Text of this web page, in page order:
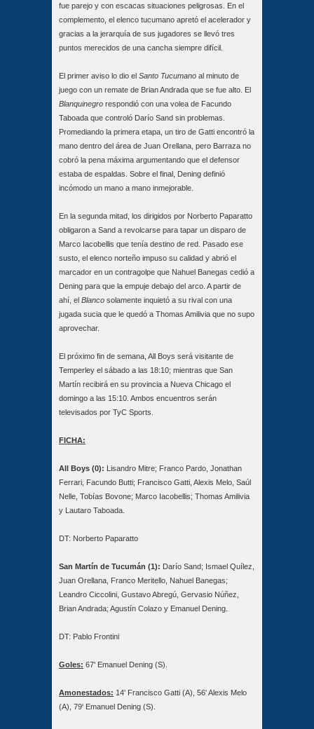
fue parejo y con escacas situaciones peligrosas. En el
complemento, el elenco tucumano apretó el acelerador y
gracias a la jerarquía de sus jugadores se llevó tres
puntos merecidos de una cancha siempre difícil.
El primer aviso lo dio el Santo Tucumano al minuto de
juego con un remate de Brian Andrada que se fue alto. El
Blanquinegro respondió con una volea de Facundo
Taboada que controló Darío Sand sin problemas.
Promediando la primera etapa, un tiro de Gatti encontró la
mano dentro del área de Juan Orellana, pero Barraza no
cobró la pena máxima argumentando que el defensor
estaba de espaldas. Sobre el final, Dening definió
incómodo un mano a mano inmejorable.
En la segunda mitad, los dirigidos por Norberto Paparatto
obligaron a Sand a revolcarse para tapar un disparo de
Marco Iacobellis que tenía destino de red. Pasado ese
susto, el elenco norteño impuso su calidad y abrió el
marcador en un contragolpe que Nahuel Banegas cedió a
Dening para que la empuje debajo del arco. A partir de
ahí, el Blanco solamente inquietó a su rival con una
jugada sucia que le quedó a Thomas Amilivia que no supo
aprovechar.
El próximo fin de semana, All Boys será visitante de
Temperley el sábado a las 18:10; mientras que San
Martín recibirá en su provincia a Nueva Chicago el
domingo a las 15:10. Ambos encuentros serán
televisados por TyC Sports.
FICHA:
All Boys (0): Lisandro Mitre; Franco Pardo, Jonathan
Ferrari, Facundo Butti; Francisco Gatti, Alexis Melo, Saúl
Nelle, Tobías Bovone; Marco Iacobellis; Thomas Amilivia
y Lautaro Taboada.
DT: Norberto Paparatto
San Martín de Tucumán (1): Darío Sand; Ismael Quílez,
Juan Orellana, Franco Meritello, Nahuel Banegas;
Leandro Ciccolini, Gustavo Abregú, Gervasio Núñez,
Brian Andrada; Agustín Colazo y Emanuel Dening.
DT: Pablo Frontini
Goles: 67' Emanuel Dening (S).
Amonestados: 14' Francisco Gatti (A), 56' Alexis Melo
(A), 79' Emanuel Dening (S).